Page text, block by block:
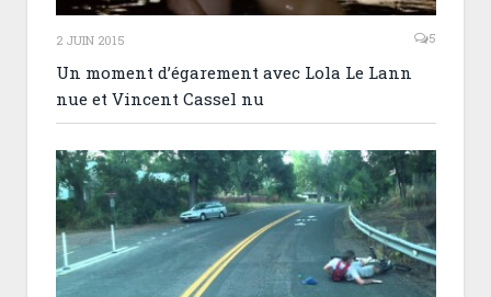
2 JUIN 2015 5
Un moment d’égarement avec Lola Le Lann
nue et Vincent Cassel nu